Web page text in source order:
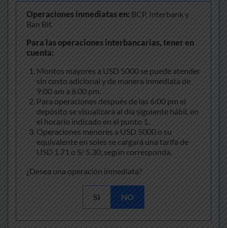
Operaciones inmediatas en: BCP, Interbank y
Ban Bif.
Para las operaciones interbancarias, tener en
cuenta:
Montos mayores a USD 5000 se puede atender
sin costo adicional y de manera inmediata de
9:00 am a 6.00 pm.
Para operaciones después de las 6:00 pm el
depósito se visualizará al día siguiente hábil, en
el horario indicado en el punto 1.
Operaciones menores a USD 5000 o su
equivalente en soles se cargará una tarifa de
USD 1.71 o S/ 5.30, según corresponda.
¿Desea una operación inmediata?
SI NO